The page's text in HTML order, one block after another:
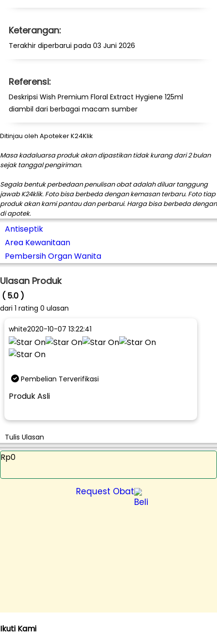
Keterangan:
Terakhir diperbarui pada 03 Juni 2026
Referensi:
Deskripsi Wish Premium Floral Extract Hygiene 125ml
diambil dari berbagai macam sumber
Ditinjau oleh Apoteker K24Klik
Masa kadaluarsa produk akan dipastikan tidak kurang dari 2 bulan
sejak tanggal pengiriman.
Segala bentuk perbedaan penulisan obat adalah diluar tanggung
jawab K24klik. Foto bisa berbeda dengan kemasan terbaru. Foto tiap
produk akan kami pantau dan perbarui. Harga bisa berbeda dengan
di apotek.
Antiseptik
Area Kewanitaan
Pembersih Organ Wanita
Ulasan Produk
( 5.0 )
dari 1 rating 0 ulasan
white2020-10-07 13:22:41
Pembelian Terverifikasi
Produk Asli
Tulis Ulasan
Rp0
Request Obat
Ikuti Kami